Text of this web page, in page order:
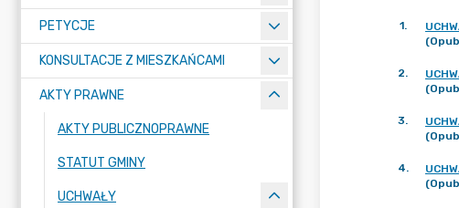
PETYCJE
KONSULTACJE Z MIESZKAŃCAMI
AKTY PRAWNE
AKTY PUBLICZNOPRAWNE
STATUT GMINY
UCHWAŁY
1.
2.
3.
4.